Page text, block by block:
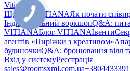
Vitiana
Що таке VITIANAЯк почати
Індивідуальний воркшопQ&A:
VITIANAБлог VITIANAІвенти
агентів «Пиріжки з креативом»
будиночкиQ&A: бронювання вілл
Вхід у системуРеєстрація
sales@roomsxml.com.ua